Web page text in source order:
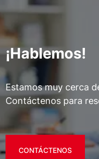
¡Hablemos!
Estamos muy cerca
Contáctenos para
CONTÁCTENOS